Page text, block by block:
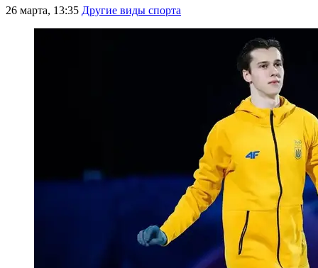
26 марта, 13:35 Другие виды спорта